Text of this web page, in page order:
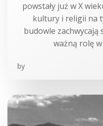
powstały już w X
kultury i religii na
budowle zachwycają
ważną rolę
by